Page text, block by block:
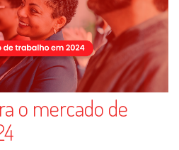
o mercado de